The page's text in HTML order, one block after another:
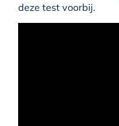
deze test voorbij.